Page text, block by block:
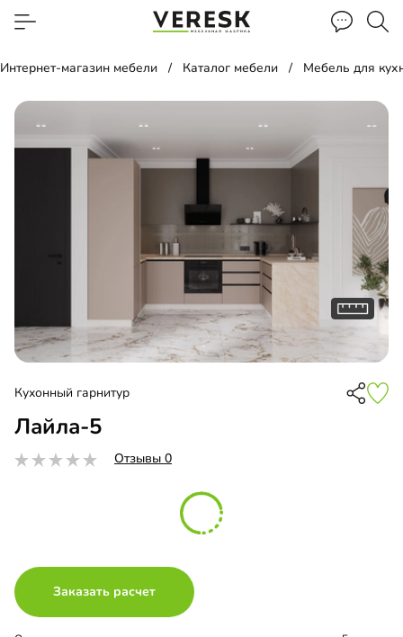
Интернет-магазин мебели Каталог мебели Мебель для
Кухонный гарнитур
Лайла-5
Отзывы 0
Заказать расчет